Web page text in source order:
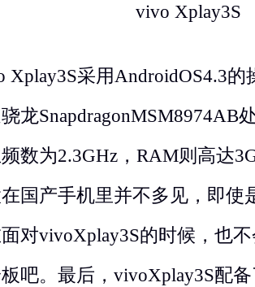
vivo Xplay3S
Xplay3S采用AndroidOS4.3
龙SnapdragonMSM8974AB
数为2.3GHz，RAM则高达
国产手机里并不多见，即使
对vivoXplay3S的时候，也
吧。最后，vivoXplay3S配